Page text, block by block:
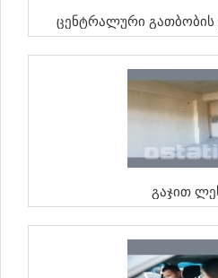
Ცენტრალური Გათბობის
Გაჯით